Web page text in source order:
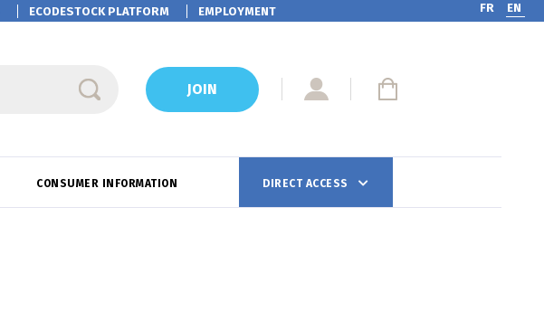
ECODESTOCK PLATFORM EMPLOYMENT FR EN
JOIN
CONSUMER INFORMATION DIRECT ACCESS